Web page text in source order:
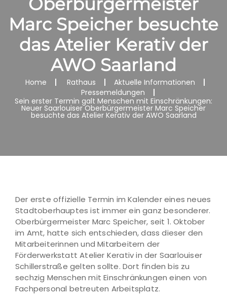
Marc Speicher besuchte
das Atelier Kerativ der
AWO Saarland
Home Rathaus
Aktuelle Informationen
Pressemeldungen
Sein erster Termin galt Menschen mit Einschränkungen:
Neuer Saarlouiser Oberbürgermeister Marc Speicher
besuchte das Atelier Kerativ der AWO Saarland
Der erste offizielle Termin im Kalender eines neues
Stadtoberhauptes ist immer ein ganz besonderer.
Oberbürgermeister Marc Speicher, seit 1. Oktober
im Amt, hatte sich entschieden, dass dieser den
Mitarbeiterinnen und Mitarbeitern der
Förderwerkstatt Atelier Kerativ in der Saarlouiser
Schillerstraße gelten sollte. Dort finden bis zu
sechzig Menschen mit Einschränkungen einen von
Fachpersonal betreuten Arbeitsplatz.